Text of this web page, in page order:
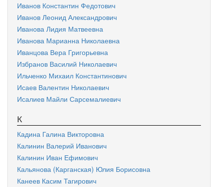
Иванов Константин Федотович
Иванов Леонид Александрович
Иванова Лидия Матвеевна
Иванова Марианна Николаевна
Иванцова Вера Григорьевна
Избранов Василий Николаевич
Ильченко Михаил Константинович
Исаев Валентин Николаевич
Исалиев Майли Сарсемалиевич
К
Кадина Галина Викторовна
Калинин Валерий Иванович
Калинин Иван Ефимович
Кальянова (Карганская) Юлия Борисовна
Канеев Касим Тагирович